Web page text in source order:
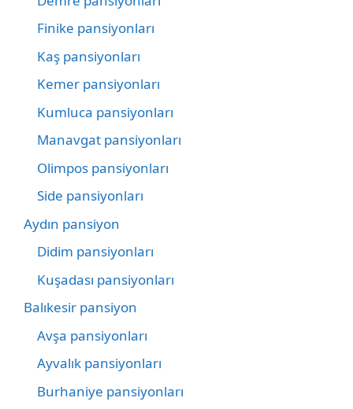
Finike pansiyonları
Kaş pansiyonları
Kemer pansiyonları
Kumluca pansiyonları
Manavgat pansiyonları
Olimpos pansiyonları
Side pansiyonları
Aydın pansiyon
Didim pansiyonları
Kuşadası pansiyonları
Balıkesir pansiyon
Avşa pansiyonları
Ayvalık pansiyonları
Burhaniye pansiyonları